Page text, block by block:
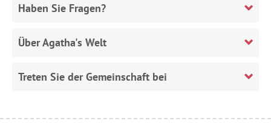
Haben Sie Fragen?
Über Agatha's Welt
Treten Sie der Gemeinschaft bei